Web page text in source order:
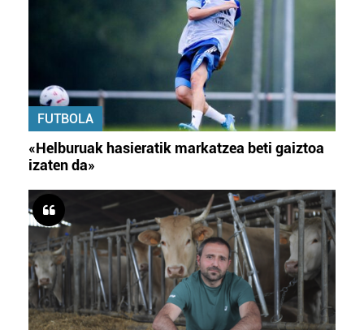
FUTBOLA
«Helburuak hasieratik markatzea beti gaiztoa
izaten da»